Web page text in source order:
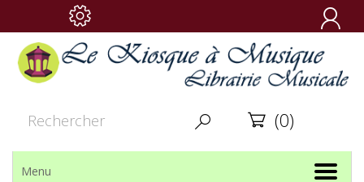

  (0)
Menu